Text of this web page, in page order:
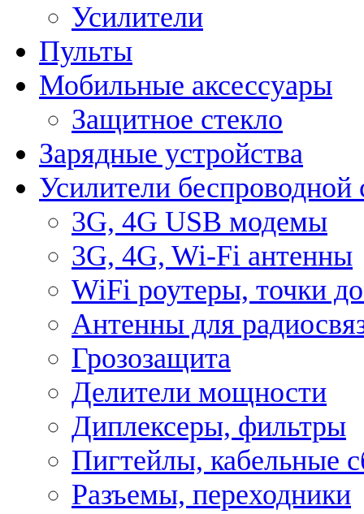
Усилители
Пульты
Мобильные аксессуары
Защитное стекло
Зарядные устройства
Усилители беспроводной
3G, 4G USB модемы
3G, 4G, Wi-Fi антенны
WiFi роутеры, точки
Антенны для
Грозозащита
Делители мощности
Диплексеры, фильтры
Пигтейлы, кабельные
Разъемы, переходники